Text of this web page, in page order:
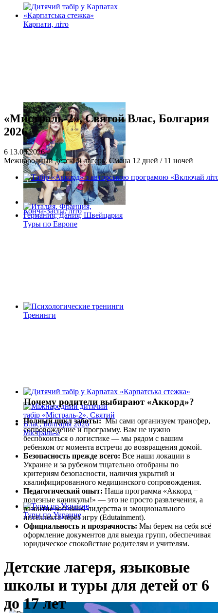
Карпати, літо
Конча-Заспа, літо
Туры по Европе
Тренинги
Містраль-2
Туры по Украине
«Мистраль-2», Святой Влас, Болгария
2026
6 13.08.2026
Межнародный детский лагерь. Смена 12 дней / 11 ночей
Почему родители выбирают «Аккорд»?
Полный цикл заботы:Мы сами организуем трансфер,
сопровождение и программу. Вам не нужно
беспокоиться о логистике — мы рядом с вашим
ребенком от момента встречи до возвращения домой.
Безопасность прежде всего: Все наши локации в
Украине и за рубежом тщательно отобраны по
критериям безопасности, наличия укрытий и
квалифицированного медицинского сопровождения.
Педагогический опыт: Наша программа «Аккорд −
полезные каникулы!» — это не просто развлечения, а
развитие soft skills, лидерства и эмоционального
интеллекта через игру (Edutainment).
Официальность и прозрачность: Мы берем на себя всё
оформление документов для выезда групп, обеспечивая
юридическое спокойствие родителям и учителям.
Детские лагеря, языковые
школы и туры для детей от 6
до 17 лет